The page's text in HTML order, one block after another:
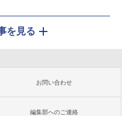
を見る
お問い合わせ
編集部へのご連絡